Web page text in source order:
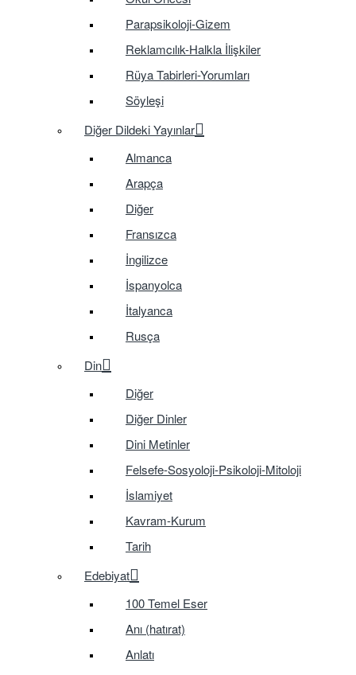
Parapsikoloji-Gizem
Reklamcılık-Halkla İlişkiler
Rüya Tabirleri-Yorumları
Söyleşi
Diğer Dildeki Yayınlar
Almanca
Arapça
Diğer
Fransızca
İngilizce
İspanyolca
İtalyanca
Rusça
Din
Diğer
Diğer Dinler
Dini Metinler
Felsefe-Sosyoloji-Psikoloji-Mitoloji
İslamiyet
Kavram-Kurum
Tarih
Edebiyat
100 Temel Eser
Anı (hatırat)
Anlatı